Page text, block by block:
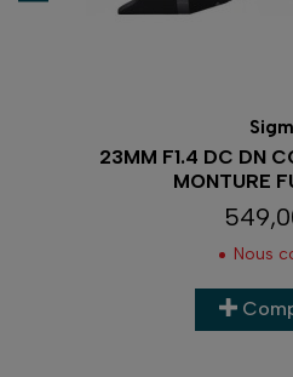
23MM F1.4 DC DN
MONTURE
Nous